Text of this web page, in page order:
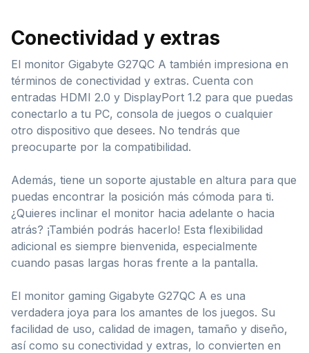
Conectividad y extras
El monitor Gigabyte G27QC A también impresiona en
términos de conectividad y extras. Cuenta con
entradas HDMI 2.0 y DisplayPort 1.2 para que puedas
conectarlo a tu PC, consola de juegos o cualquier
otro dispositivo que desees. No tendrás que
preocuparte por la compatibilidad.
Además, tiene un soporte ajustable en altura para que
puedas encontrar la posición más cómoda para ti.
¿Quieres inclinar el monitor hacia adelante o hacia
atrás? ¡También podrás hacerlo! Esta flexibilidad
adicional es siempre bienvenida, especialmente
cuando pasas largas horas frente a la pantalla.
El monitor gaming Gigabyte G27QC A es una
verdadera joya para los amantes de los juegos. Su
facilidad de uso, calidad de imagen, tamaño y diseño,
así como su conectividad y extras, lo convierten en